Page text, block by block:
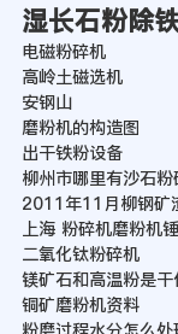
湿长石粉除
电磁粉碎机
高岭土磁选机
安钢山
磨粉机的构造图
出干铁粉设备
柳州市哪里有沙石粉
2011年11月柳钢矿
上海 粉碎机磨粉机
二氧化钛粉碎机
镁矿石和高温粉是干
铜矿磨粉机资料